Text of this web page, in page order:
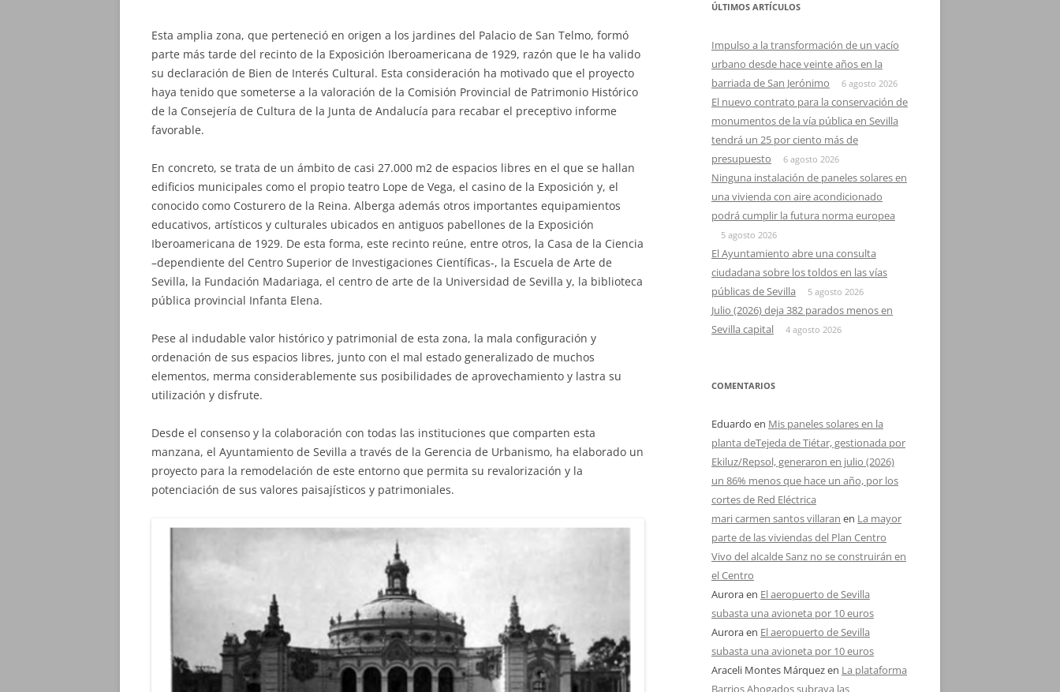
Esta amplia zona, que perteneció en origen a los jardines del Palacio de San Telmo, formó
parte más tarde del recinto de la Exposición Iberoamericana de 1929, razón que le ha valido
su declaración de Bien de Interés Cultural. Esta consideración ha motivado que el proyecto
haya tenido que someterse a la valoración de la Comisión Provincial de Patrimonio Histórico
de la Consejería de Cultura de la Junta de Andalucía para recabar el preceptivo informe
favorable.
En concreto, se trata de un ámbito de casi 27.000 m2 de espacios libres en el que se hallan
edificios municipales como el propio teatro Lope de Vega, el casino de la Exposición y, el
conocido como Costurero de la Reina. Alberga además otros importantes equipamientos
educativos, artísticos y culturales ubicados en antiguos pabellones de la Exposición
Iberoamericana de 1929. De esta forma, este recinto reúne, entre otros, la Casa de la Ciencia
–dependiente del Centro Superior de Investigaciones Científicas-, la Escuela de Arte de
Sevilla, la Fundación Madariaga, el centro de arte de la Universidad de Sevilla y, la biblioteca
pública provincial Infanta Elena.
Pese al indudable valor histórico y patrimonial de esta zona, la mala configuración y
ordenación de sus espacios libres, junto con el mal estado generalizado de muchos
elementos, merma considerablemente sus posibilidades de aprovechamiento y lastra su
utilización y disfrute.
Desde el consenso y la colaboración con todas las instituciones que comparten esta
manzana, el Ayuntamiento de Sevilla a través de la Gerencia de Urbanismo, ha elaborado un
proyecto para la remodelación de este entorno que permita su revalorización y la
potenciación de sus valores paisajísticos y patrimoniales.
ÚLTIMOS ARTÍCULOS
Impulso a la transformación de un vacío
urbano desde hace veinte años en la
barriada de San Jerónimo
6 agosto 2026
El nuevo contrato para la conservación de
monumentos de la vía pública en Sevilla
tendrá un 25 por ciento más de
presupuesto
6 agosto 2026
Ninguna instalación de paneles solares en
una vivienda con aire acondicionado
podrá cumplir la futura norma europea
5 agosto 2026
El Ayuntamiento abre una consulta
ciudadana sobre los toldos en las vías
públicas de Sevilla
5 agosto 2026
Julio (2026) deja 382 parados menos en
Sevilla capital
4 agosto 2026
COMENTARIOS
Eduardo en Mis paneles solares en la
planta deTejeda de Tiétar, gestionada por
Ekiluz/Repsol, generaron en julio (2026)
un 86% menos que hace un año, por los
cortes de Red Eléctrica
mari carmen santos villaran en La mayor
parte de las viviendas del Plan Centro
Vivo del alcalde Sanz no se construirán en
el Centro
Auroraen El aeropuerto de Sevilla
subasta una avioneta por 10 euros
Auroraen El aeropuerto de Sevilla
subasta una avioneta por 10 euros
Araceli Montes Márquezen La plataforma
Barrios Ahogados subraya las